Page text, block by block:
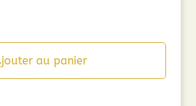
au panier